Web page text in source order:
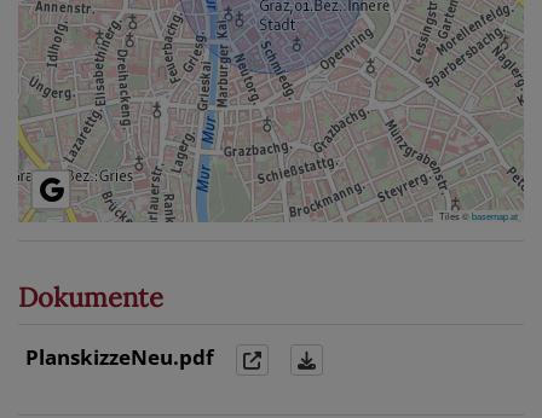
Tiles ©basemap.at
Dokumente
PlanskizzeNeu.pdf